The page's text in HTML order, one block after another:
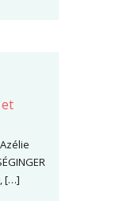
[…]